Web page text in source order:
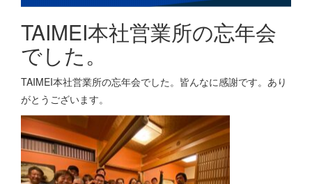
TAIMEI本社営業所の忘年会
でした。
TAIMEI本社営業所の忘年会でした。皆んなに感謝です。あり
がとうございます。